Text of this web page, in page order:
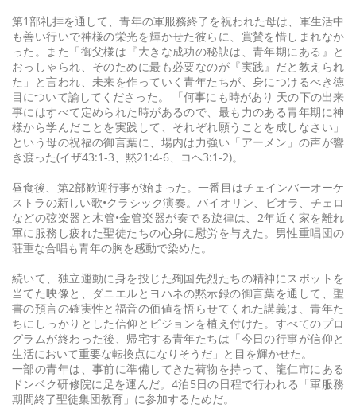
第1部礼拝を通して、青年の軍服務終了を祝われた母は、軍生活中
も善い行いで神様の栄光を輝かせた彼らに、賞賛を惜しまれなか
った。また「御父様は『大きな成功の秘訣は、青年期にある』と
おっしゃられ、そのために最も必要なのが『実践』だと教えられ
た」と言われ、未来を作っていく青年たちが、身につけるべき徳
目について諭してくださった。 「何事にも時があり 天の下の出来
事にはすべて定められた時があるので、最も力のある青年期に神
様から学んだことを実践して、それぞれ願うことを成しなさい」
という母の祝福の御言葉に、場内は力強い「アーメン」の声が響
き渡った(イザ43:1-3、黙21:4-6、コヘ3:1-2)。
昼食後、第2部歓迎行事が始まった。一番目はチェインバーオーケ
ストラの新しい歌•クラシック演奏。バイオリン、ビオラ、チェロ
などの弦楽器と木管•金管楽器が奏でる旋律は、2年近く家を離れ
軍に服務し疲れた聖徒たちの心身に慰労を与えた。男性重唱団の
荘重な合唱も青年の胸を感動で染めた。
続いて、独立運動に身を投じた殉国先烈たちの精神にスポットを
当てた映像と、ダニエルとヨハネの黙示録の御言葉を通して、聖
書の預言の確実性と福音の価値を悟らせてくれた講義は、青年た
ちにしっかりとした信仰とビジョンを植え付けた。すべてのプロ
グラムが終わった後、帰宅する青年たちは「今日の行事が信仰と
生活において重要な転換点になりそうだ」と目を輝かせた。
一部の青年は、事前に準備してきた荷物を持って、龍仁市にある
ドンベク研修院に足を運んだ。4泊5日の日程で行われる「軍服務
期間終了聖徒集団教育」に参加するためだ。